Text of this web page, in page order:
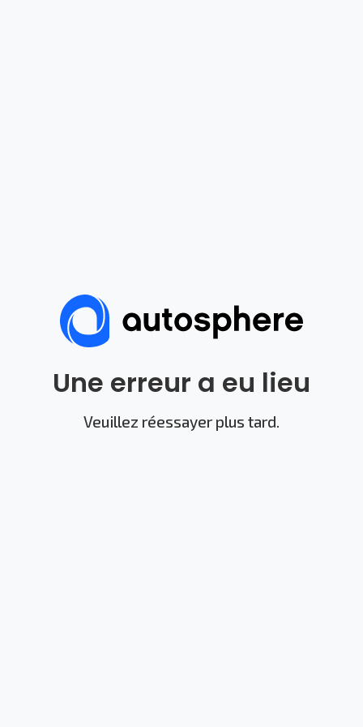
Une erreur a eu lieu
Veuillez réessayer plus tard.